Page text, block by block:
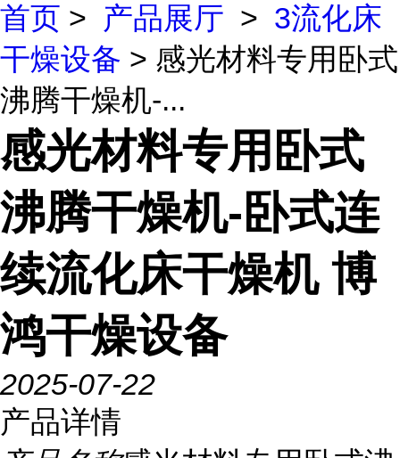
首页 > 产品展厅 > 3流化床
干燥设备 > 感光材料专用卧式
沸腾干燥机-...
感光材料专用卧式
沸腾干燥机-卧式连
续流化床干燥机 博
鸿干燥设备
2025-07-22
产品详情